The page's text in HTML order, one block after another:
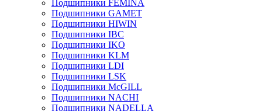
Подшипники FEMINA
Подшипники GAMET
Подшипники HIWIN
Подшипники IBC
Подшипники IKO
Подшипники KLM
Подшипники LDI
Подшипники LSK
Подшипники McGILL
Подшипники NACHI
Подшипники NADELLA